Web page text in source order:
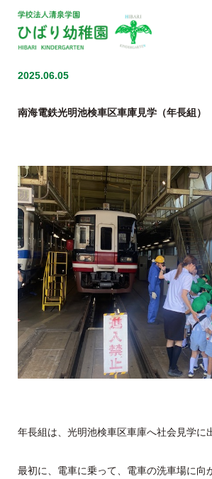
2025.06.05
南海電鉄光明池検車区車庫見学（年長組）
年長組は、光明池検車区車庫へ社会見学に
最初に、電車に乗って、電車の洗車場に向